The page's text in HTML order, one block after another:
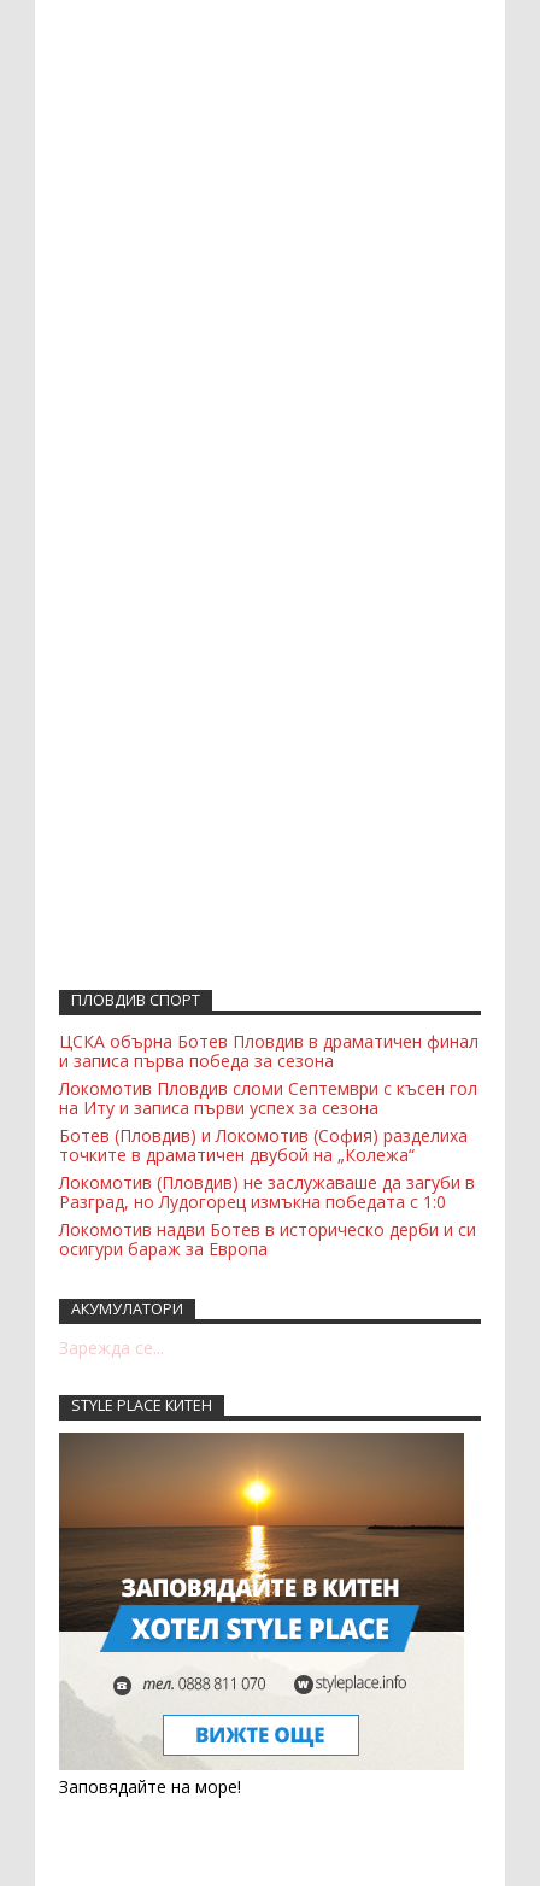
ПЛОВДИВ СПОРТ
ЦСКА обърна Ботев Пловдив в драматичен финал
и записа първа победа за сезона
Локомотив Пловдив сломи Септември с късен гол
на Иту и записа първи успех за сезона
Ботев (Пловдив) и Локомотив (София) разделиха
точките в драматичен двубой на „Колежа“
Локомотив (Пловдив) не заслужаваше да загуби в
Разград, но Лудогорец измъкна победата с 1:0
Локомотив надви Ботев в историческо дерби и си
осигури бараж за Европа
АКУМУЛАТОРИ
Зарежда се...
STYLE PLACE КИТЕН
Заповядайте на море!